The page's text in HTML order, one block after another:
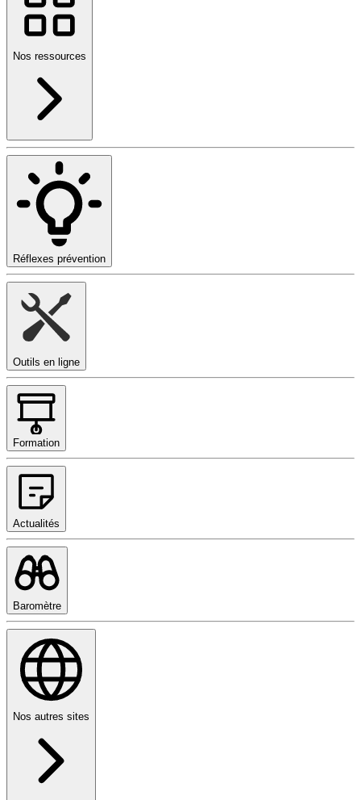
Nos ressources
Réflexes prévention
Outils en ligne
Formation
Actualités
Baromètre
Nos autres sites